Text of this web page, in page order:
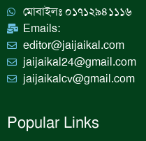
m
মোবাইলঃ ০১৭১২৯৪১১১৬
Emails:
editor@jaijaikal.com
jaijaikal24@gmail.com
jaijaikalcv@gmail.com
Popular Links